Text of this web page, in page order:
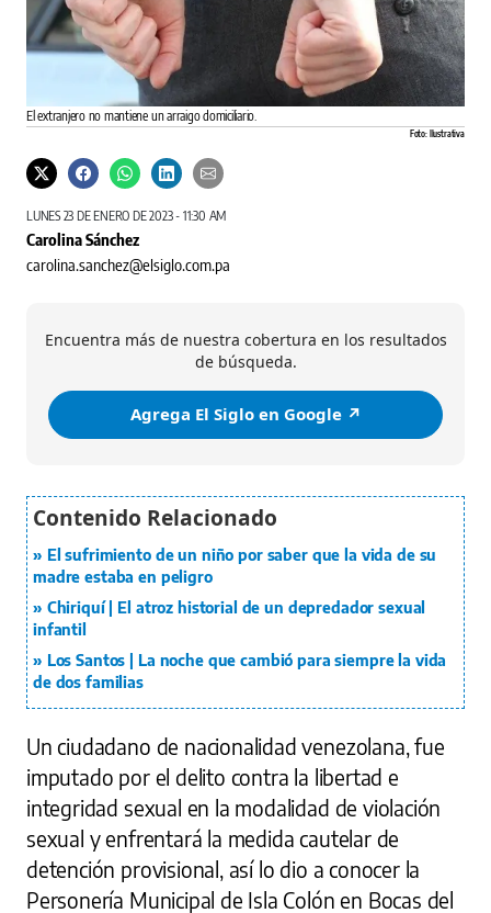
El extranjero no mantiene un arraigo domiciliario.
Foto: Ilustrativa
LUNES 23 DE ENERO DE 2023 - 11:30 AM
Carolina Sánchez
carolina.sanchez@elsiglo.com.pa
Encuentra más de nuestra cobertura en los resultados
de búsqueda.
Agrega El Siglo en Google ↗️
El sufrimiento de un niño por saber que la vida de su
madre estaba en peligro
Chiriquí | El atroz historial de un depredador sexual
infantil
Los Santos | La noche que cambió para siempre la vida
de dos familias
Un ciudadano de nacionalidad venezolana, fue
imputado por el delito contra la libertad e
integridad sexual en la modalidad de violación
sexual y enfrentará la medida cautelar de
detención provisional, así lo dio a conocer la
Personería Municipal de Isla Colón en Bocas del